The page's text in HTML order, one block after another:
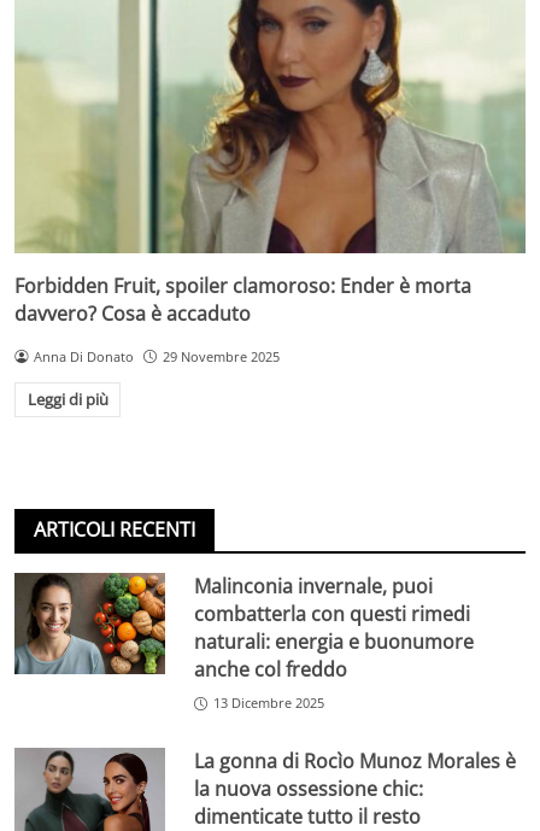
Forbidden Fruit, spoiler clamoroso: Ender è morta
davvero? Cosa è accaduto
Anna Di Donato 29 Novembre 2025
Leggi di più
ARTICOLI RECENTI
Malinconia invernale, puoi
combatterla con questi rimedi
naturali: energia e buonumore
anche col freddo
13 Dicembre 2025
La gonna di Rocìo Munoz Morales è
la nuova ossessione chic:
dimenticate tutto il resto